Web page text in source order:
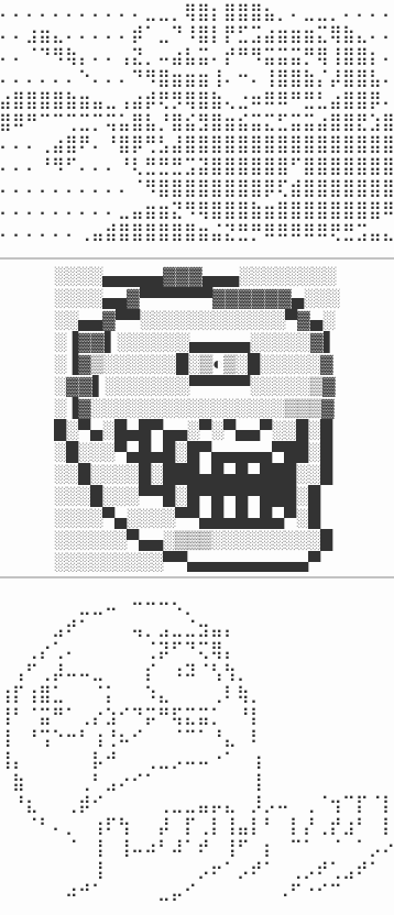
⠄⠄⠄⠄⠄⠄⠄⠄⠄⠄⠄⣀⣀⡀⢿⣿⡆⣿⣿⣿⣦⡀⠄⣀⣀⡀⠄⠄⠄⠄
⠄⠄⣰⣶⣄⠄⠄⠄⠄⠄⡾⠁⣀⠙⠸⣿⡇⡟⣋⣩⣴⣶⣶⣶⣍⢿⣷⣄⠄⠄
⠄⠄⠈⠙⠻⢷⡄⠄⠄⢠⣝⡀⠤⣴⣧⣭⠄⡞⠛⠻⣭⣭⣭⡛⢿⢸⣿⣿⡆⠄
⠄⠄⠄⠄⠄⠄⠑⠄⠄⠄⠙⠻⣿⣶⣶⣶⢸⠄⠒⠄⢸⣿⣿⣷⡌⡼⣿⣿⣧⠄
⣴⣿⣿⣿⣿⣷⣶⣤⣀⢠⣴⡾⢟⡻⢿⣿⣷⢄⣐⠶⠿⠿⠛⣛⣃⣴⣿⣿⡿⠄
⣿⠿⠛⠉⠉⢉⣉⡉⢭⣥⣿⣧⡘⣿⣮⣻⣿⣶⣮⣭⣍⣋⣭⣭⣴⣿⣿⣟⣱⣿
⠄⠄⠄⢀⣴⣿⠟⠄⠘⣿⡿⢛⣣⣼⣿⣿⣿⣿⣿⣿⣿⣿⣿⣿⣿⣿⣿⣿⣿⣿
⠄⠄⠄⠘⠻⠋⠄⠄⠄⠘⢇⣛⣛⣛⣩⣽⣿⣿⣿⣿⣿⣿⠋⣿⣿⣿⣿⣿⣿⣿
⠄⠄⠄⠄⠄⠄⠄⠄⠄⠄⠈⠻⣿⣿⣿⣿⣿⣿⣿⣿⡿⢏⣾⣿⣿⣿⣿⣿⣿⣿
⠄⠄⠄⠄⠄⠄⠄⠄⠄⣀⣤⣶⣶⣝⠻⢿⣿⣿⣿⣷⣶⣿⣿⣿⣿⣿⣿⣿⣿⠿
⠄⠄⠄⠄⠄⠄⢀⣤⣾⣿⣿⣿⣿⣿⣿⣶⣬⣝⣛⡛⠿⠿⠿⠿⠿⢟⣛⣩⣤⣄
░░░░▄▄▄▄▄▓▓▓▄▄▄░░░░░░░░
░░░░▄▄▓▀▀▀▀▀▀▓▓▓▓▓▓▄░░░
░░▄▄▓▀▀░░░░░░░░░░░░▀▓▄░
░▐▓▓▌░░░░░░▄▄▄▄▄░░░░░▓▌
░▐▓▒░░░░░░█░▒◐▒░█░░░░░▓
░▓▓▌░░░░░░░▀▀▀▀▀░░░░░▒▓
░▐▓░░░░░░░░░░░░░░░░▒▒▒▓
█░▀▄░█▄█▀▄▄░▀░▀▄▄▀░░█░█
░█░░░▀▄█▄█░█▀▄▄▄▄▄▀██░█
░░█░░░░█░███▄█▄█▄███░░█
░░░█░░░▀▀█░█▀█▀█▀███░█
░░░░▀▄░░░░▀▀▄█▄█▄█▄▀░█
░░░░░░▀▄▄░▒▒▒░░░░░░░░░█
░░░░░░░░░▀▀▄▄▄▄▄▄▄▄▄▄▀
⠀⠀⠀⠀⠀⠀⣀⣀⠤⠀⠒⠒⠒⠢⡀⠀⠀⠀⠀⠀⠀⠀⠀⠀⠀⠀⠀⠀⠀⠀
⠀⠀⠀⠀⣠⠞⠁⠀⠀⠀⢤⡀⣠⣀⣈⣲⣤⡄⠀⠀⠀⠀⠀⠀⠀⠀⠀⠀⠀⠀
⠀⠀⢀⡔⢁⠄⠀⠀⠀⠀⠀⢈⡽⠋⠙⢍⢿⡄⠀⠀⠀⠀⠀⠀⠀⠀⠀⠀⠀⠀
⠀⢠⠋⢀⡼⠤⠤⣀⠀⠀⠀⡎⠀⠰⠽⠈⢣⢳⡀⠀⠀⠀⠀⠀⠀⠀⠀⠀⠀⠀
⢰⡏⢰⣿⣁⠀⠀⠈⡅⠀⠀⠱⣄⠀⠀⠀⢀⠇⢷⡀⠀⠀⠀⠀⠀⠀⠀⠀⠀⠀
⢸⠃⠈⣭⠛⠁⢀⡔⣱⠊⠙⡭⠛⢯⣍⣭⡁⠀⠘⡇⠀⠀⠀⠀⠀⠀⠀⠀⠀⠀
⢸⠀⠘⢩⠑⠒⠃⢰⢘⠦⠊⠀⠀⠈⠉⠁⠘⣄⠀⠇⠀⠀⠀⠀⠀⠀⠀⠀⠀⠀
⢸⡄⠀⠀⠀⠀⠀⡧⠚⠀⠀⢀⣀⡠⠤⠤⠐⠁⠀⢰⠀⠀⠀⠀⠀⠀⠀⠀⠀⠀
⠀⣷⠀⠀⠀⠀⢀⠃⣠⠔⠊⠁⠀⠀⠀⠀⠀⠀⠀⢸⠀⠀⠀⠀⠀⠀⠀⠀⠀⠀
⠀⠘⣆⠀⠀⢀⡾⠊⠀⠀⠀⠀⢀⣀⣀⣤⡤⣄⠀⡸⡠⠤⠀⢀⠈⢲⠉⡏⠈⡇
⠀⠀⠈⠃⠄⡀⠀⢰⠏⢳⠀⠀⡼⠀⡏⢀⡇⢸⣤⡇⠃⠀⡇⡜⢀⡞⣰⠃⠀⡇
⠀⠀⠀⠀⠀⠈⠀⢸⠀⢸⠤⠴⠃⠼⠁⠞⠀⢸⠋⠀⡆⠀⠉⠁⠀⠈⠀⠁⡠⠔
⠀⠀⠀⠀⠀⠀⠀⢸⠀⠀⠀⠀⠀⠀⠀⡠⠖⠁⡠⠞⠁⠀⢀⡠⠞⢁⣠⠞⠁⠀
⠀⠀⠀⠀⠀⠴⠚⠁⠀⠀⠀⠀⣀⡤⠊⠀⠀⠀⠀⠀⠀⠠⠋⠐⠊⠉⠀⠀⠀⠀